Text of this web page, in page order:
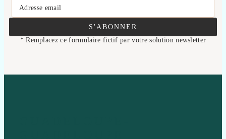
Adresse email
S'ABONNER
* Remplacez ce formulaire fictif par votre solution newsletter